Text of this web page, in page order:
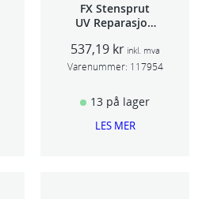
FX Stensprut
UV Reparasjon
537,19 kr inkl. mva
Varenummer: 117954
13 på lager
LES MER